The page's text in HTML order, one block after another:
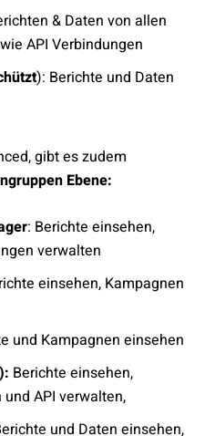
& Daten von allen
API Verbindungen
): Berichte und Daten
gibt es zudem
Ebene:
: Berichte einsehen,
verwalten
einsehen, Kampagnen
und Kampagnen einsehen
Berichte einsehen,
API verwalten,
und Daten einsehen,